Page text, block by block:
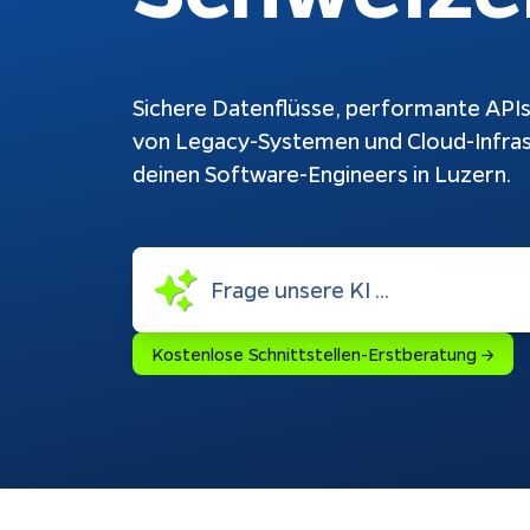
Sichere Datenflüsse, performante
von Legacy-Systemen und Cloud-
deinen Software-Engineers in Luzern.
Kostenlose Schnittstellen-Erstberatung →
Webshops
Weiterentwicklung
Rechtliches
Impressum